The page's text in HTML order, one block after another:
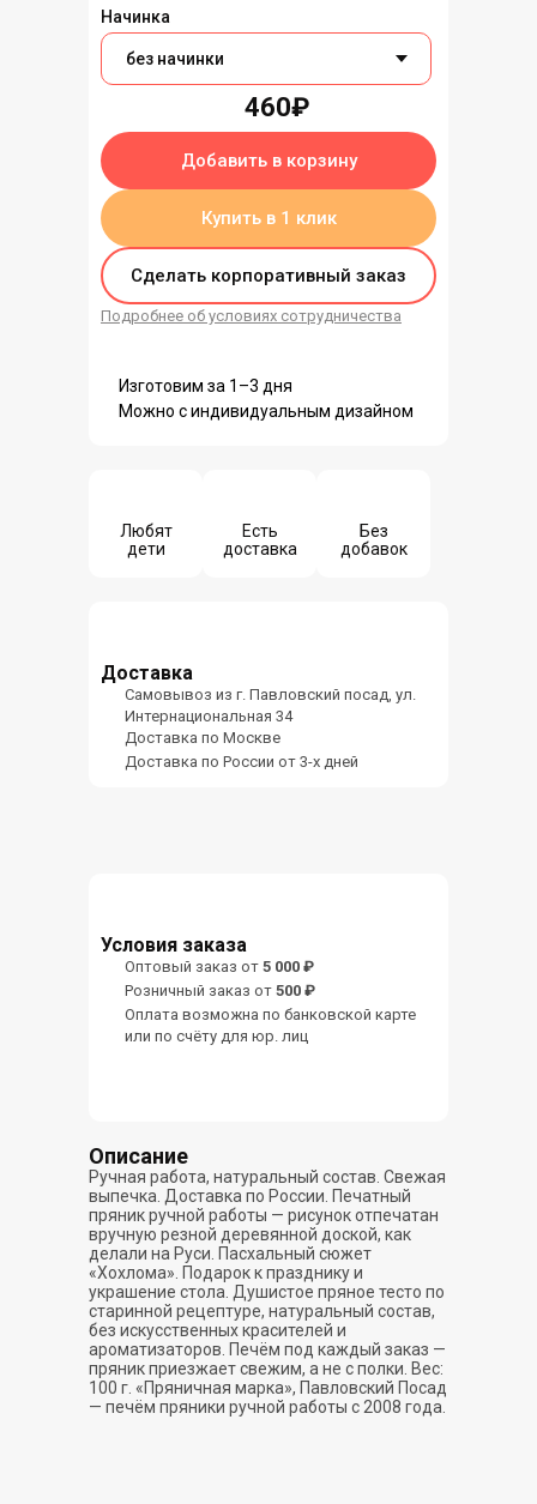
Добавить в корзину
Купить в 1 клик
Сделать корпоративный заказ
Подробнее об условиях сотрудничества
Любят
дети
Есть
доставка
Без
добавок
Описание
Ручная работа, натуральный состав. Свежая
выпечка. Доставка по России. Печатный
пряник ручной работы — рисунок отпечатан
вручную резной деревянной доской, как
делали на Руси. Пасхальный сюжет
«Хохлома». Подарок к празднику и
украшение стола. Душистое пряное тесто по
старинной рецептуре, натуральный состав,
без искусственных красителей и
ароматизаторов. Печём под каждый заказ —
пряник приезжает свежим, а не с полки. Вес:
100 г. «Пряничная марка», Павловский Посад
— печём пряники ручной работы с 2008 года.
Начинка
460₽
Доставка
Самовывоз из г. Павловский посад, ул.
Интернациональная 34
Доставка по Москве
Доставка по России от 3-х дней
Условия заказа
Оптовый заказ от 5 000 ₽
Розничный заказ от 500 ₽
Оплата возможна по банковской карте
или по счёту для юр. лиц
Изготовим за 1–3 дня
Можно с индивидуальным дизайном